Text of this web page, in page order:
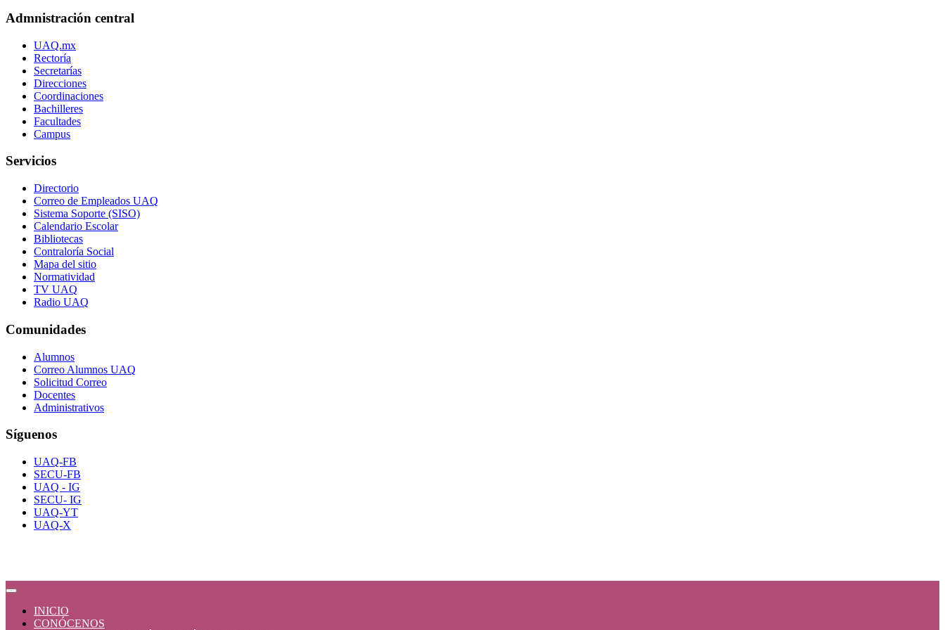
Admnistración central
UAQ.mx
Rectoría
Secretarías
Direcciones
Coordinaciones
Bachilleres
Facultades
Campus
Servicios
Directorio
Correo de Empleados UAQ
Sistema Soporte (SISO)
Calendario Escolar
Bibliotecas
Contraloría Social
Mapa del sitio
Normatividad
TV UAQ
Radio UAQ
Comunidades
Alumnos
Correo Alumnos UAQ
Solicitud Correo
Docentes
Administrativos
Síguenos
UAQ-FB
SECU-FB
UAQ - IG
SECU- IG
UAQ-YT
UAQ-X
INICIO
CONÓCENOS